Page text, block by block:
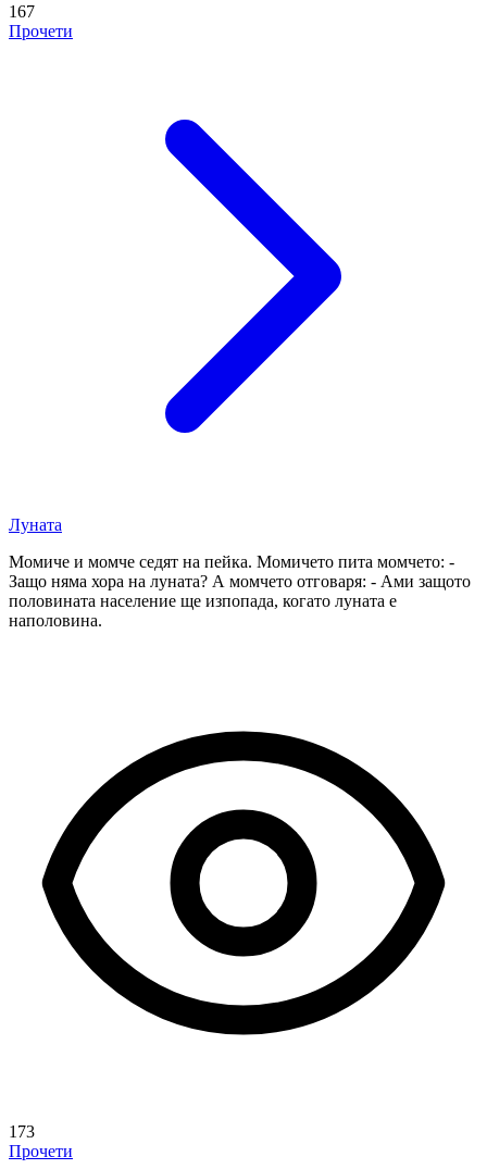
167
Прочети
Луната
Момиче и момче седят на пейка. Момичето пита момчето: -
Защо няма хора на луната? А момчето отговаря: - Ами защото
половината население ще изпопада, когато луната е
наполовина.
173
Прочети